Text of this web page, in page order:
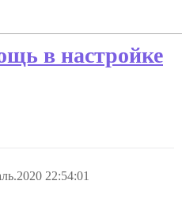
в настройке
22:54:01